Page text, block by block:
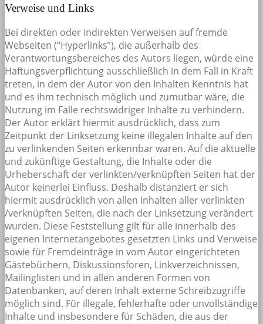
Verweise und Links
Bei direkten oder indirekten Verweisen auf fremde
Webseiten (“Hyperlinks”), die außerhalb des
Verantwortungsbereiches des Autors liegen, würde eine
Haftungsverpflichtung ausschließlich in dem Fall in Kraft
treten, in dem der Autor von den Inhalten Kenntnis hat
und es ihm technisch möglich und zumutbar wäre, die
Nutzung im Falle rechtswidriger Inhalte zu verhindern.
Der Autor erklärt hiermit ausdrücklich, dass zum
Zeitpunkt der Linksetzung keine illegalen Inhalte auf den
zu verlinkenden Seiten erkennbar waren. Auf die aktuelle
und zukünftige Gestaltung, die Inhalte oder die
Urheberschaft der verlinkten/verknüpften Seiten hat der
Autor keinerlei Einfluss. Deshalb distanziert er sich
hiermit ausdrücklich von allen Inhalten aller verlinkten
/verknüpften Seiten, die nach der Linksetzung verändert
wurden. Diese Feststellung gilt für alle innerhalb des
eigenen Internetangebotes gesetzten Links und Verweise
sowie für Fremdeinträge in vom Autor eingerichteten
Gästebüchern, Diskussionsforen, Linkverzeichnissen,
Mailinglisten und in allen anderen Formen von
Datenbanken, auf deren Inhalt externe Schreibzugriffe
möglich sind. Für illegale, fehlerhafte oder unvollständige
Inhalte und insbesondere für Schäden, die aus der